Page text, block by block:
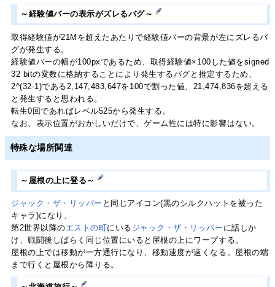
～経験値バーの表示がズレるバグ～
取得経験値が21Mを超えたあたりで経験値バーの背景が左にズレるバ
グが発生する。
経験値バーの幅が100pxであるため、取得経験値×100した値をsigned
32 bitの変数に格納することにより発生するバグと推定するため、
2^(32-1)である2,147,483,647を100で割った値、21,474,836を超える
と発生すると思われる。
転生0回であればレベル525から発生する。
なお、表示位置がおかしいだけで、ゲーム性には特に影響はない。
特殊な場所関連
～屋根の上に登る～
ジャック・ザ・リッパー と同じアイコン(黒のシルクハットを被った
キャラ)になり、
第2世界以降のエストの町にいる ジャック・ザ・リッパー に話しか
け、戦闘後しばらく同じ位置にいると屋根の上にワープする。
屋根の上では移動が一方通行になり、移動速度が速くなる。屋根の端
まで行くと屋根から降りる。